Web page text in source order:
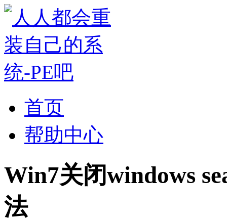
首页
帮助中心
Win7关闭windows
法